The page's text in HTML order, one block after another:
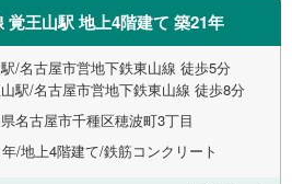
王山駅 地上4階建て 築21年
/名古屋市営地下鉄東山線 徒歩5分
駅/名古屋市営地下鉄東山線 徒歩8分
名古屋市千種区穂波町3丁目
/地上4階建て/鉄筋コンクリート